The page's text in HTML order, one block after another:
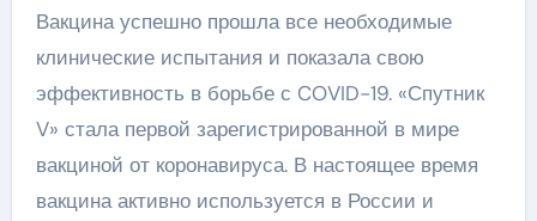
Вакцина успешно прошла все необходимые
клинические испытания и показала свою
эффективность в борьбе с COVID-19. «Спутник
V» стала первой зарегистрированной в мире
вакциной от коронавируса. В настоящее время
вакцина активно используется в России и